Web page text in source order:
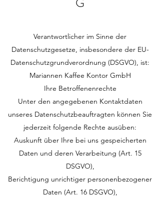
Verantwortlicher im Sinne der
Datenschutzgesetze, insbesondere der EU-
Datenschutzgrundverordnung (DSGVO), ist:
Mariannen Kaffee Kontor GmbH
Ihre Betroffenenrechte
Unter den angegebenen Kontaktdaten
unseres Datenschutzbeauftragten können Sie
jederzeit folgende Rechte ausüben:
Auskunft über Ihre bei uns gespeicherten
Daten und deren Verarbeitung (Art. 15
DSGVO),
Berichtigung unrichtiger personenbezogener
Daten (Art. 16 DSGVO),